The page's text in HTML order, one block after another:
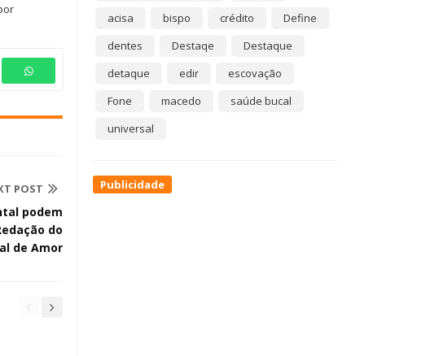
POST
podem
do
de Amor
acisa
bispo crédito
Define
dentes
Destaqe
Destaque
detaque
edir
escovação
Fone
macedo
saúde bucal
universal
Publicidade